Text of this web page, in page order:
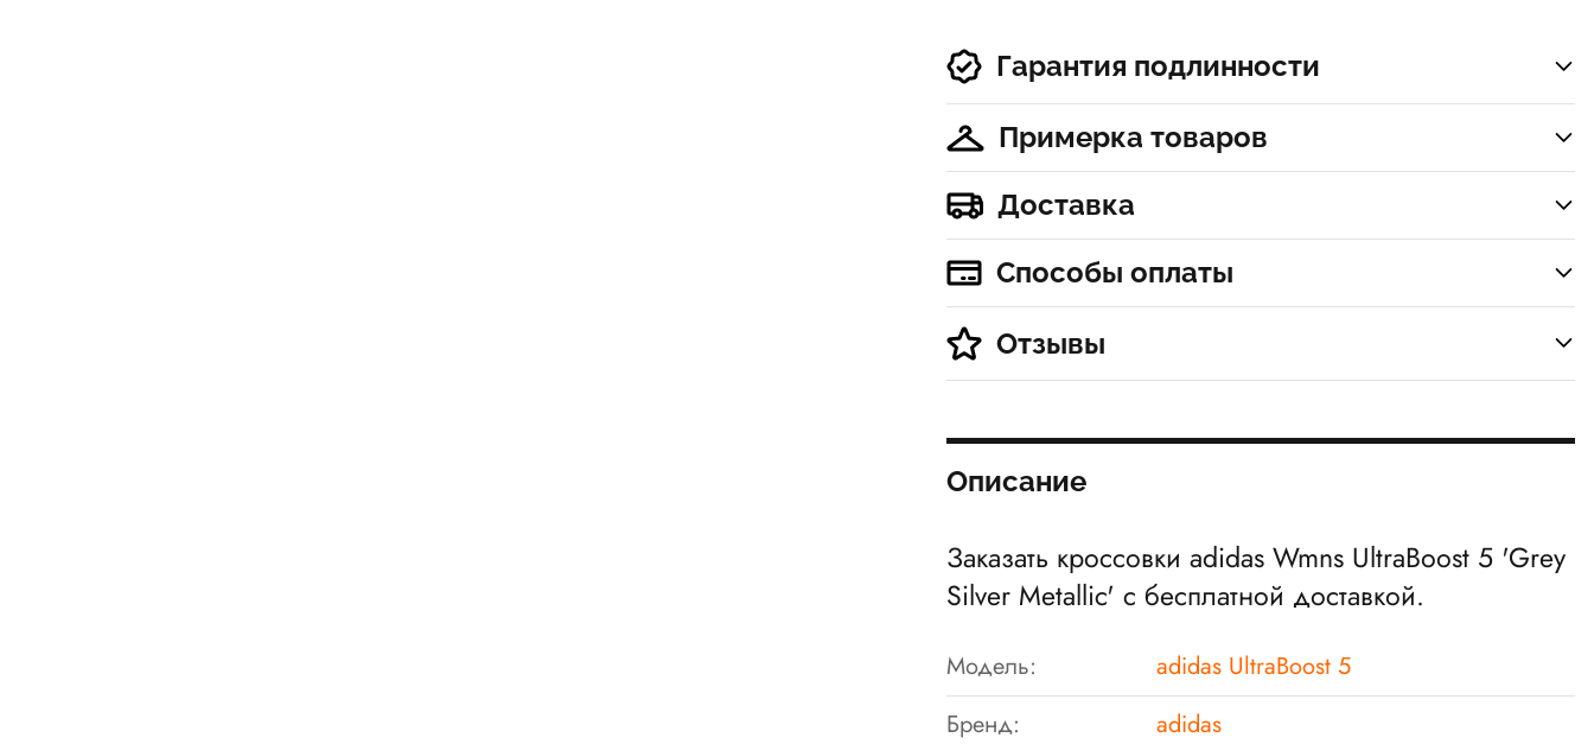
Гарантия подлинности
Примерка товаров
Доставка
Способы оплаты
Отзывы
Описание
Заказать кроссовки adidas Wmns UltraBoost 5 'Grey
Silver Metallic' с бесплатной доставкой.
Модель:
adidas UltraBoost 5
Бренд:
adidas